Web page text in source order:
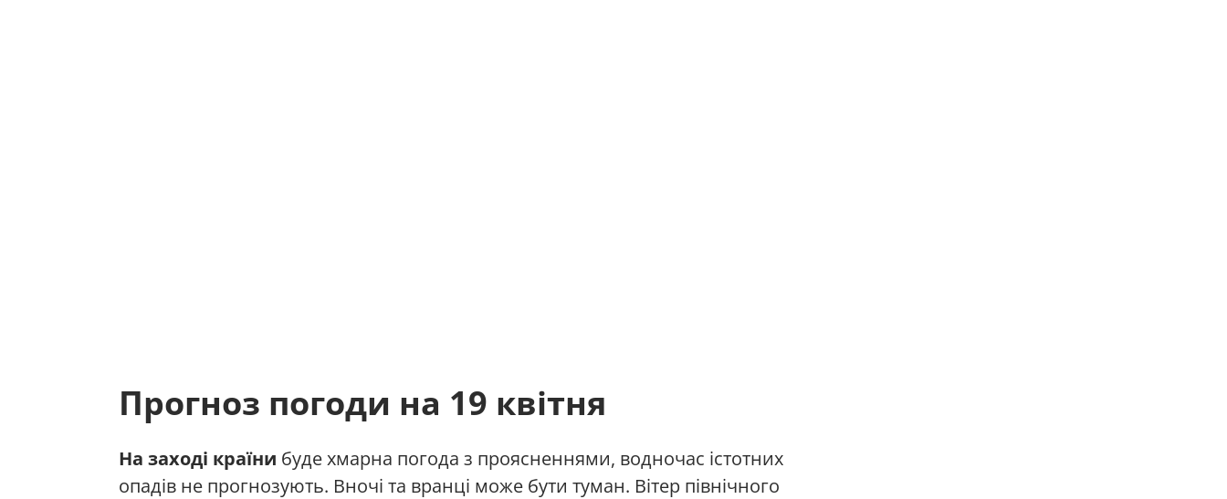
Прогноз погоди на 19 квітня
На заході країни буде хмарна погода з проясненнями, водночас істотних
опадів не прогнозують. Вночі та вранці може бути туман. Вітер північного